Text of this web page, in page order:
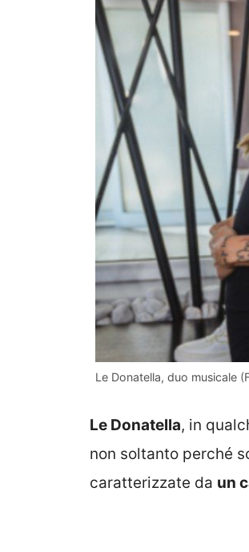
Le Donatella, duo musicale
Le Donatella, in
non soltanto perché
caratterizzate da un